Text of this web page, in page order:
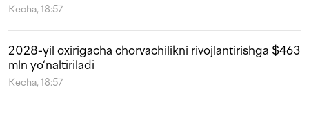
Kecha, 18:57
2028-yil oxirigacha chorvachilikni rivojlantirishga $463
mln yo‘naltiriladi
Kecha, 18:57